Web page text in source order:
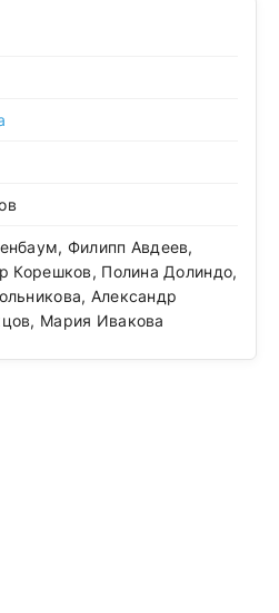
Филипп Авдеев,
Корешков, Полина Долиндо,
Александр
Мария Ивакова